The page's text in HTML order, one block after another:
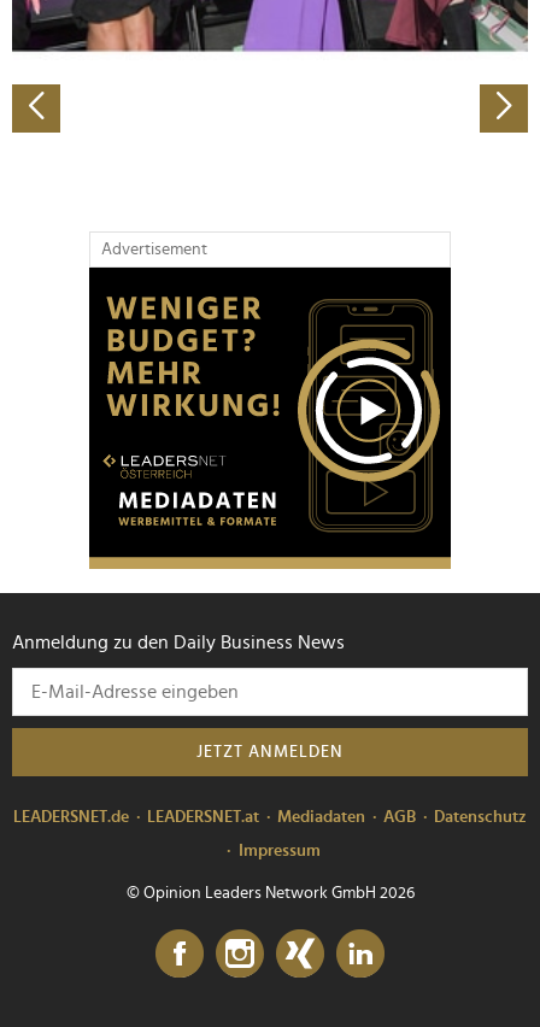
analysieren. Außerdem geben wir Informationen zu Ihrer
Verwendung unserer Website an unsere Partner für
Partner führen diese Informationen möglicherweise mit
weiteren Daten zusammen, die Sie ihnen bereitgestellt
Advertisement
Anmeldung zu den Daily Business News
JETZT ANMELDEN
LEADERSNET.de LEADERSNET.at Mediadaten AGB
Datenschutz
Impressum
© Opinion Leaders Network GmbH 2026